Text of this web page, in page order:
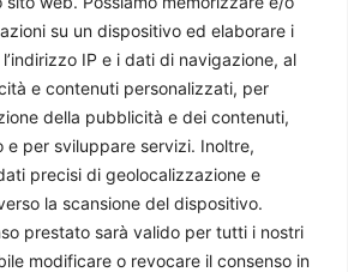
su un dispositivo ed elaborare i
IP e i dati di navigazione, al
e contenuti personalizzati, per
della pubblicità e dei contenuti,
e per sviluppare servizi. Inoltre,
precisi di geolocalizzazione e
la scansione del dispositivo.
prestato sarà valido per tutti i nostri
modificare o revocare il consenso in